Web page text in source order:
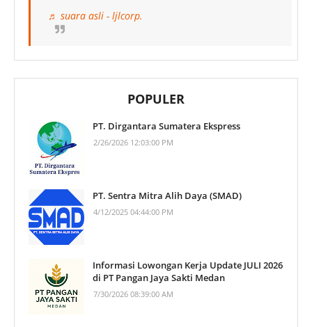
♬ suara asli - ljlcorp.
POPULER
PT. Dirgantara Sumatera Ekspress
2/26/2026 12:03:00 PM
PT. Sentra Mitra Alih Daya (SMAD)
4/12/2025 04:44:00 PM
Informasi Lowongan Kerja Update JULI 2026
di PT Pangan Jaya Sakti Medan
7/30/2026 08:39:00 AM